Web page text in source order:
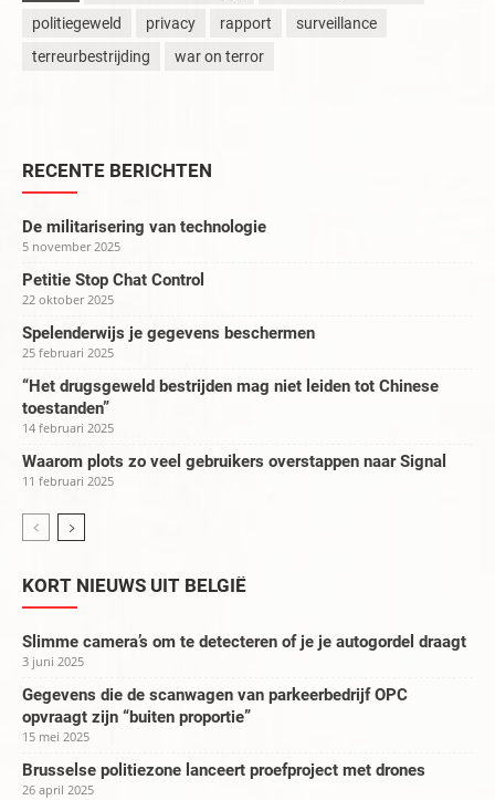
politiegeweld
privacy rapport
surveillance
terreurbestrijding
war on terror
RECENTE BERICHTEN
De militarisering van technologie
5 november 2025
Petitie Stop Chat Control
22 oktober 2025
Spelenderwijs je gegevens beschermen
25 februari 2025
“Het drugsgeweld bestrijden mag niet leiden tot Chinese
toestanden”
14 februari 2025
Waarom plots zo veel gebruikers overstappen naar Signal
11 februari 2025
KORT NIEUWS UIT BELGIË
Slimme camera’s om te detecteren of je je autogordel draagt
3 juni 2025
Gegevens die de scanwagen van parkeerbedrijf OPC
opvraagt zijn “buiten proportie”
15 mei 2025
Brusselse politiezone lanceert proefproject met drones
26 april 2025